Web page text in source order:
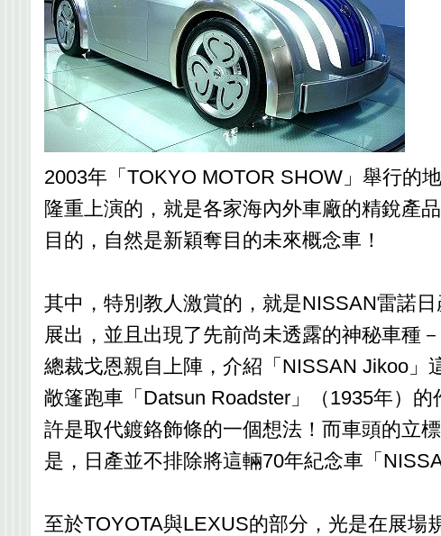
2003年「TOKYO MOTOR SHOW」舉行的
隆重上演的，就是各家海內外車廠的精銳產
目的，自然是新穎奪目的未來概念車！
其中，特別教人激賞的，就是NISSAN雷諾
展出，並且出現了先前尚未透露的神秘車種
總裁戈恩親自上陣，介紹「NISSAN Jikoo」
敞篷跑車「Datsun Roadster」（1935年）
許是取代鍍鉻飾條的一個想法！而車頭的立
是，日產並不排除將這輛70年紀念車「
至於TOYOTA與LEXUS的部分，光是在展場